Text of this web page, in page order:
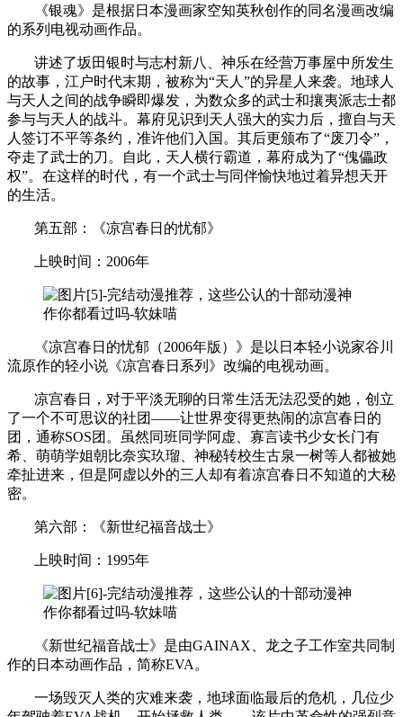
《银魂》是根据日本漫画家空知英秋创作的同名漫画改编
的系列电视动画作品。
讲述了坂田银时与志村新八、神乐在经营万事屋中所发生
的故事，江户时代末期，被称为“天人”的异星人来袭。地球人
与天人之间的战争瞬即爆发，为数众多的武士和攘夷派志士都
参与与天人的战斗。幕府见识到天人强大的实力后，擅自与天
人签订不平等条约，准许他们入国。其后更颁布了“废刀令”，
夺走了武士的刀。自此，天人横行霸道，幕府成为了“傀儡政
权”。在这样的时代，有一个武士与同伴愉快地过着异想天开
的生活。
第五部：《凉宫春日的忧郁》
上映时间：2006年
《凉宫春日的忧郁（2006年版）》是以日本轻小说家谷川
流原作的轻小说《凉宫春日系列》改编的电视动画。
凉宫春日，对于平淡无聊的日常生活无法忍受的她，创立
了一个不可思议的社团——让世界变得更热闹的凉宫春日的
团，通称SOS团。虽然同班同学阿虚、寡言读书少女长门有
希、萌萌学姐朝比奈实玖瑠、神秘转校生古泉一树等人都被她
牵扯进来，但是阿虚以外的三人却有着凉宫春日不知道的大秘
密。
第六部：《新世纪福音战士》
上映时间：1995年
《新世纪福音战士》是由GAINAX、龙之子工作室共同制
作的日本动画作品，简称EVA。
一场毁灭人类的灾难来袭，地球面临最后的危机，几位少